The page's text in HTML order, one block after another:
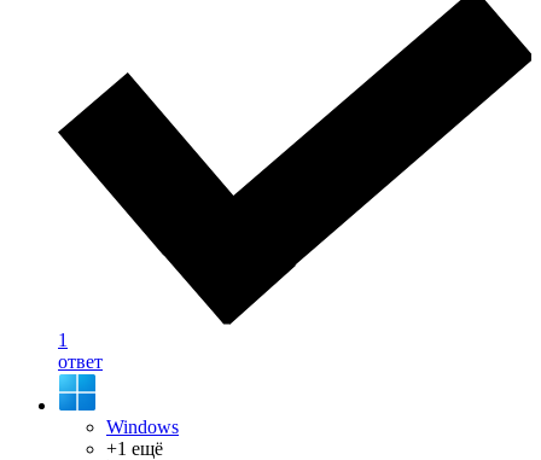
1
ответ
Windows
+1 ещё